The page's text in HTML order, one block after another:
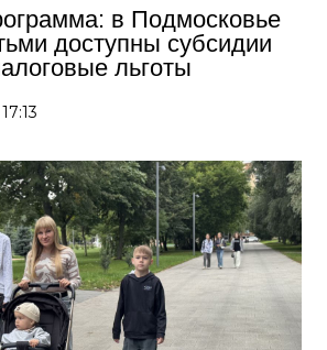
в Подмосковье
доступны субсидии
льготы
17:13